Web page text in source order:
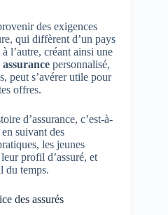
des exigences
qui diffèrent d’un pays
l’autre, créant ainsi une
assurance personnalisé,
peut s’avérer utile pour
offres.
d’assurance, c’est-à-
suivant des
les jeunes
profil d’assuré, et
du temps.
des assurés